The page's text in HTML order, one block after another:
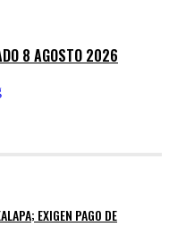
8 AGOSTO 2026
EXIGEN PAGO DE